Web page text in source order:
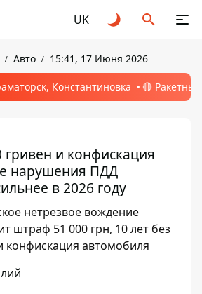
UK
Авто 15:41, 17 Июня 2026
Константиновка 🔴
и конфискация
нарушения ПДД
в 2026 году
нетрезвое вождение
штраф 51 000 грн, 10 лет без
конфискация автомобиля